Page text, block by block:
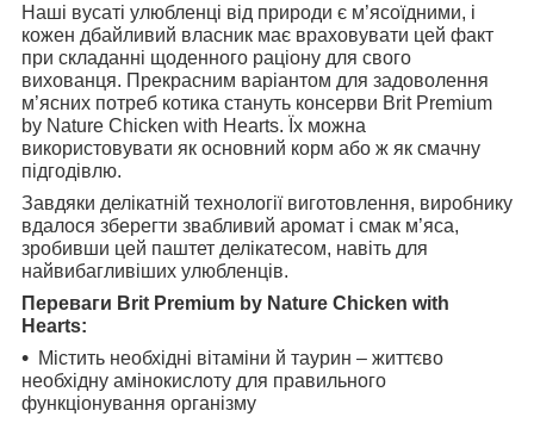
Наші вусаті улюбленці від природи є м’ясоїдними, і
кожен дбайливий власник має враховувати цей факт
при складанні щоденного раціону для свого
вихованця. Прекрасним варіантом для задоволення
м’ясних потреб котика стануть консерви Brit Premium
by Nature Chicken with Hearts. Їх можна
використовувати як основний корм або ж як смачну
підгодівлю.
Завдяки делікатній технології виготовлення, виробнику
вдалося зберегти звабливий аромат і смак м’яса,
зробивши цей паштет делікатесом, навіть для
найвибагливіших улюбленців.
Переваги Brit Premium by Nature Chicken with
Hearts:
Містить необхідні вітаміни й таурин – життєво
необхідну амінокислоту для правильного
функціонування організму